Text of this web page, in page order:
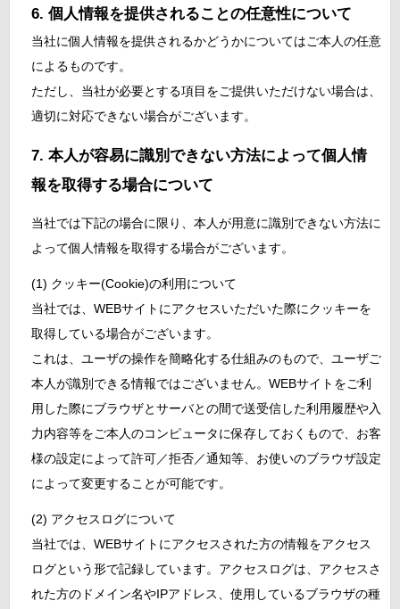
個人情報を提供されることの任意性について
当社に個人情報を提供されるかどうかについてはご本人の任意
によるものです。
ただし、当社が必要とする項目をご提供いただけない場合は、
適切に対応できない場合がございます。
本人が容易に識別できない方法によって個人情
報を取得する場合について
当社では下記の場合に限り、本人が用意に識別できない方法に
よって個人情報を取得する場合がございます。
(1) クッキー(Cookie)の利用について
当社では、WEBサイトにアクセスいただいた際にクッキーを
取得している場合がございます。
これは、ユーザの操作を簡略化する仕組みのもので、ユーザご
本人が識別できる情報ではございません。WEBサイトをご利
用した際にブラウザとサーバとの間で送受信した利用履歴や入
力内容等をご本人のコンピュータに保存しておくもので、お客
様の設定によって許可／拒否／通知等、お使いのブラウザ設定
によって変更することが可能です。
(2) アクセスログについて
当社では、WEBサイトにアクセスされた方の情報をアクセス
ログという形で記録しています。アクセスログは、アクセスさ
れた方のドメイン名やIPアドレス、使用しているブラウザの種